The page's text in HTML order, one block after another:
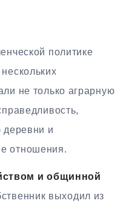
политике
не только аграрную
деревни и
отношения.
и общинной
выходил из